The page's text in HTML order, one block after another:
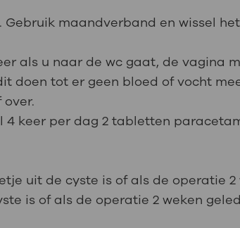
maandverband en wissel
als u naar de wc gaat, de vagina
doen tot er geen bloed of vocht
keer per dag 2 tabletten
uit de cyste is of als de operatie 2
is of als de operatie 2 weken